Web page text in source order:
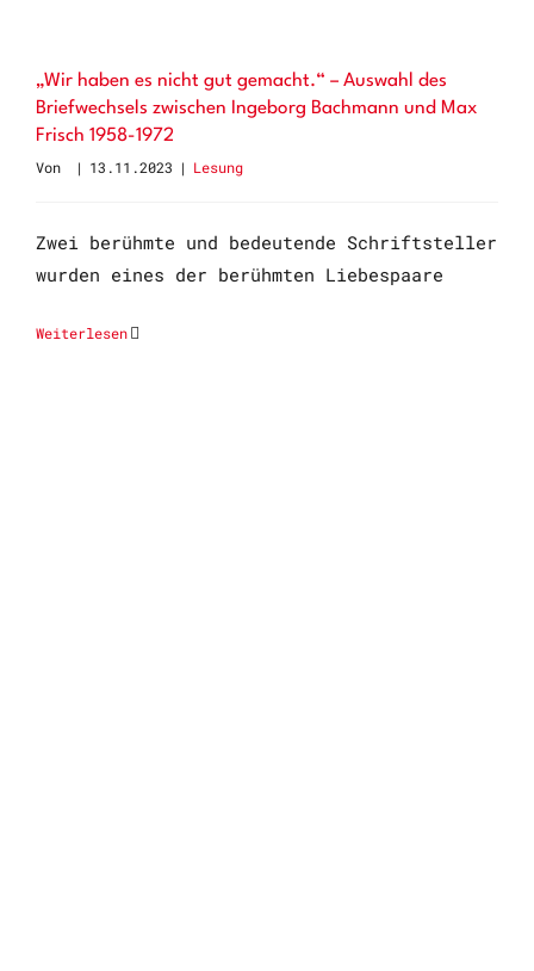
„Wir haben es nicht gut gemacht.“ – Auswahl des
Briefwechsels zwischen Ingeborg Bachmann und Max
Frisch 1958-1972
Von
| 13.11.2023 | Lesung
Zwei berühmte und bedeutende Schriftsteller
wurden eines der berühmten Liebespaare
Weiterlesen